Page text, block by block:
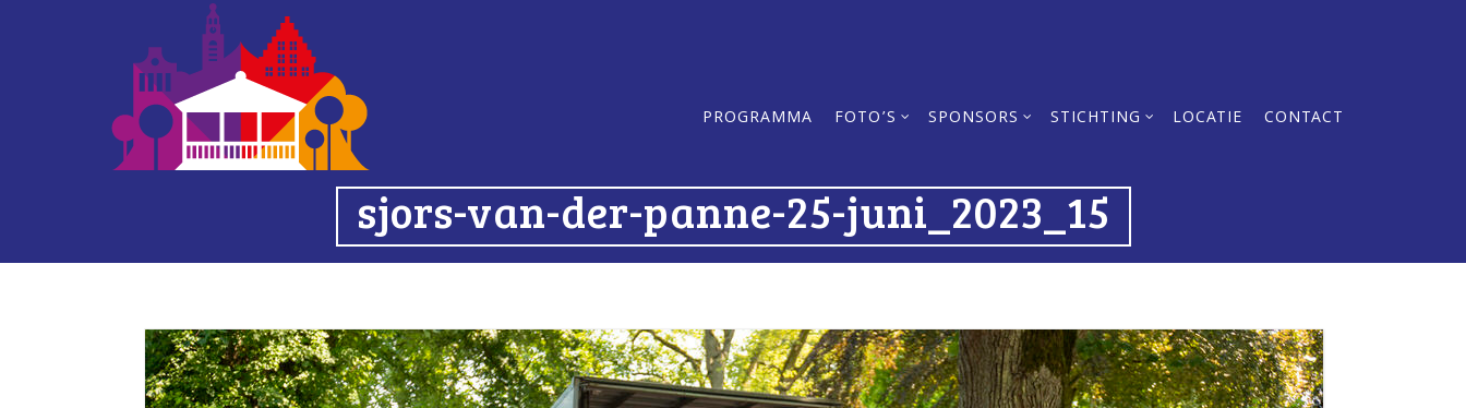
PROGRAMMA FOTO’S SPONSORS STICHTING LOCATIE CONTACT
sjors-van-der-panne-25-juni_2023_15